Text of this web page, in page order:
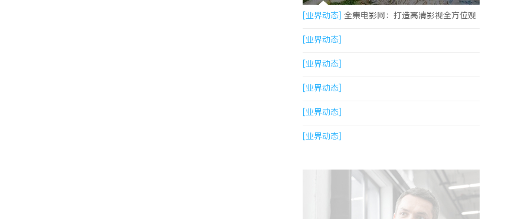
[业界动态] 全集电影网：打造高清影视全方位观
影新体验
[业界动态]
[业界动态]
[业界动态]
[业界动态]
[业界动态]